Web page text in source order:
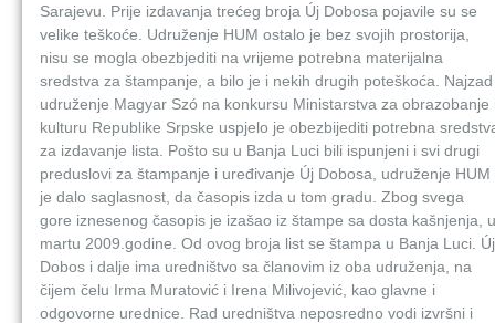
Sarajevu. Prije izdavanja trećeg broja Új Dobosa pojavile su se
velike teškoće. Udruženje HUM ostalo je bez svojih prostorija,
nisu se mogla obezbjediti na vrijeme potrebna materijalna
sredstva za štampanje, a bilo je i nekih drugih poteškoća. Najzad
udruženje Magyar Szó na konkursu Ministarstva za obrazobanje
kulturu Republike Srpske uspjelo je obezbijediti potrebna
za izdavanje lista. Pošto su u Banja Luci bili ispunjeni i svi drugi
preduslovi za štampanje i uređivanje Új Dobosa, udruženje HUM
je dalo saglasnost, da časopis izda u tom gradu. Zbog svega
gore iznesenog časopis je izašao iz štampe sa dosta kašnjenja, u
martu 2009.godine. Od ovog broja list se štampa u Banja Luci. Új
Dobos i dalje ima uredništvo sa članovim iz oba udruženja, na
čijem čelu Irma Muratović i Irena Milivojević, kao glavne i
odgovorne urednice. Rad uredništva neposredno vodi izvršni i